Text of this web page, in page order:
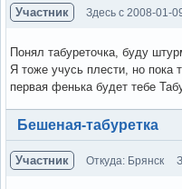
Участник Здесь с 2008-01-
Понял табуреточка, буду
Я тоже учусь плести, но пока
первая фенька будет тебе
Вне форума
Бешеная-табуретка
Участник Откуда: Брянск